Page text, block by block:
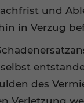
und
in Verzug
des
Verletzung